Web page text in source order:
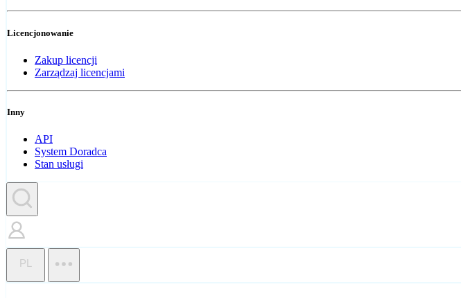
Licencjonowanie
Zakup licencji
Zarządzaj licencjami
Inny
API
System Doradca
Stan usługi
PL